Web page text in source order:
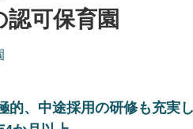
、中途採用の研修も充実
認可保育園